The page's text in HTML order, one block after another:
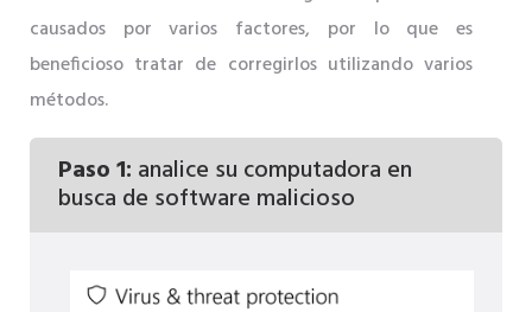
causados ​​por varios factores, por lo que es
beneficioso tratar de corregirlos utilizando varios
métodos.
Paso 1: analice su computadora en
busca de software malicioso